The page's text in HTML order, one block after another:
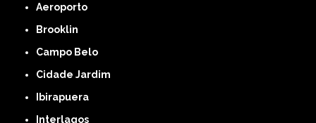
Aeroporto
Brooklin
Campo Belo
Cidade Jardim
Ibirapuera
Interlagos